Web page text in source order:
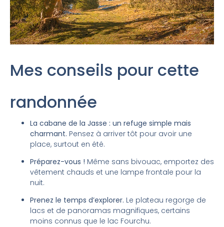
Mes conseils pour cette
randonnée
La cabane de la Jasse : un refuge simple mais
charmant. Pensez à arriver tôt pour avoir une
place, surtout en été.
Préparez-vous ! Même sans bivouac, emportez des
vêtement chauds et une lampe frontale pour la
nuit.
Prenez le temps d’explorer. Le plateau regorge de
lacs et de panoramas magnifiques, certains
moins connus que le lac Fourchu.